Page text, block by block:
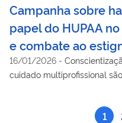
Campanha sobre
papel do HUPAA
e combate ao
16/01/2026 -
cuidado multiprofissional
1